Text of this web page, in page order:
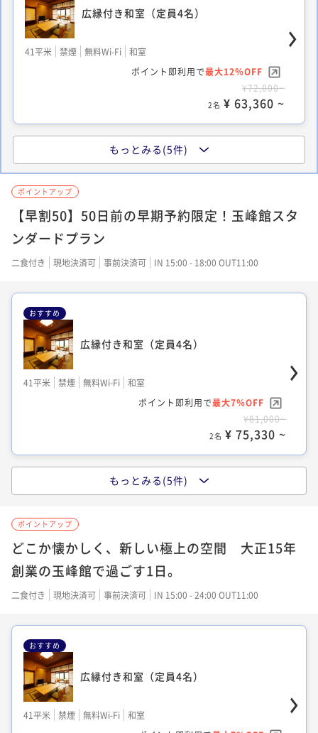
広縁付き和室（定員4名）
41平米 禁煙 無料Wi-Fi
和室
ポイント即利用で最大12％OFF
¥72,000~
2名 ¥ 63,360 ~
広縁付き和室 (ベッドタイプ)
41平米 禁煙 無料Wi-Fi
ツイン
2名 ¥ 63,360 ~
38平米 禁煙
¥72,000~
¥ 63,360 ~
露天風呂付き客室
56平米 禁煙
ポイント即利用で最大12％OFF
51平米 禁煙
ポイント即利用で
¥98,000~
もっとみる(5件)
ポイントアップ
【早割50】50日前の早期予約限定！玉峰館スタ
ンダードプラン
二食付き 現地決済可 事前決済可 IN 15:00 - 18:00 OUT11:00
おすすめ
広縁付き和室（定員4名）
41平米 禁煙 無料Wi-Fi
和室
ポイント即利用で最大7％OFF
¥81,000~
2名 ¥ 75,330 ~
38平米 禁煙 無料Wi-Fi
ツイン
ポイント即利用で
2名 ¥ 75,330 ~
41平米 禁煙
もっとみる(5件)
ポイントアップ
どこか懐かしく、新しい極上の空間 大正15年
創業の玉峰館で過ごす1日。
二食付き 現地決済可 事前決済可 IN 15:00 - 24:00 OUT11:00
おすすめ
広縁付き和室（定員4名）
41平米 禁煙 無料Wi-Fi
和室